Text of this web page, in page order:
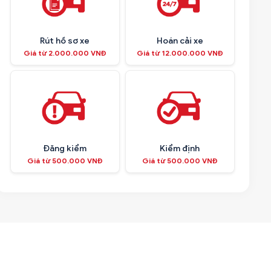
Rút hồ sơ xe
Giá từ 2.000.000 VNĐ
Hoán cải xe
Giá từ 12.000.000 VNĐ
Đăng kiểm
Giá từ 500.000 VNĐ
Kiểm định
Giá từ 500.000 VNĐ